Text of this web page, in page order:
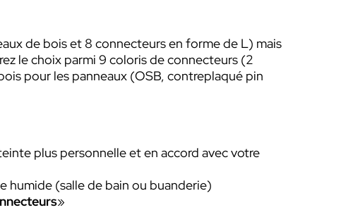
de bois et 8 connecteurs en forme de L) mais
le choix parmi 9 coloris de connecteurs (2
pour les panneaux (OSB, contreplaqué pin
plus personnelle et en accord avec votre
humide (salle de bain ou buanderie)
»